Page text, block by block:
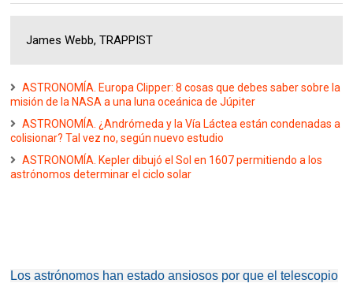
James Webb, TRAPPIST
ASTRONOMÍA. Europa Clipper: 8 cosas que debes saber sobre la
misión de la NASA a una luna oceánica de Júpiter
ASTRONOMÍA. ¿Andrómeda y la Vía Láctea están condenadas a
colisionar? Tal vez no, según nuevo estudio
ASTRONOMÍA. Kepler dibujó el Sol en 1607 permitiendo a los
astrónomos determinar el ciclo solar
Los astrónomos han estado ansiosos por que el telescopio